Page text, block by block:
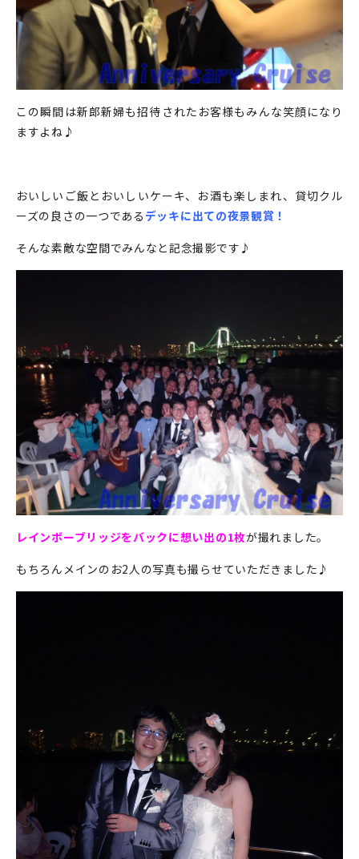
この瞬間は新郎新婦も招待されたお客様もみんな笑顔になり
ますよね♪
おいしいご飯とおいしいケーキ、お酒も楽しまれ、貸切クル
ーズの良さの一つであるデッキに出ての夜景観賞！
そんな素敵な空間でみんなと記念撮影です♪
レインボーブリッジをバックに想い出の1枚が撮れました。
もちろんメインのお2人の写真も撮らせていただきました♪